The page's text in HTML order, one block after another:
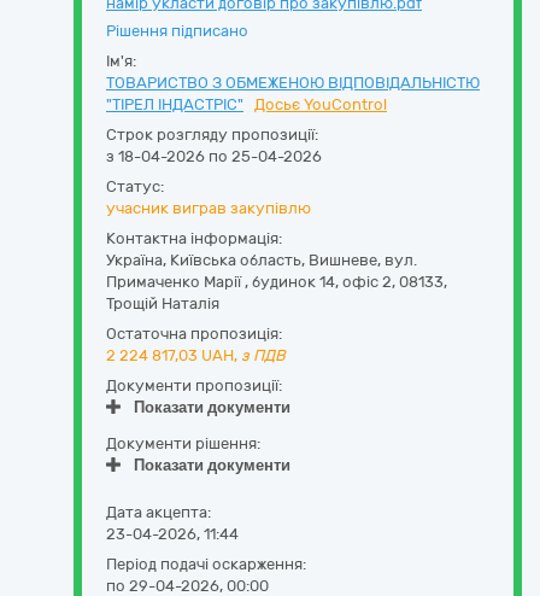
Рішення підписано
Ім'я:
ТОВАРИСТВО З ОБМЕЖЕНОЮ ВІДПОВІДАЛЬНІСТЮ
"ТІРЕЛ ІНДАСТРІС"
Досьє YouControl
Строк розгляду пропозиції:
з 18-04-2026 по 25-04-2026
Статус:
учасник виграв закупівлю
Контактна інформація:
Україна, Київська область, Вишневе, вул.
Примаченко Марії , будинок 14, офіс 2, 08133,
Трощій Наталія
Остаточна пропозиція:
2 224 817,03 UAH, з ПДВ
Документи пропозиції:
Показати документи
Документи рішення:
Показати документи
Дата акцепта:
23-04-2026, 11:44
Період подачі оскарження:
по 29-04-2026, 00:00